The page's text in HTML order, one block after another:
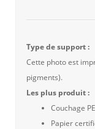
Type de support :
Cette photo est
pigments).
Les plus produit :
Couchage
Papier